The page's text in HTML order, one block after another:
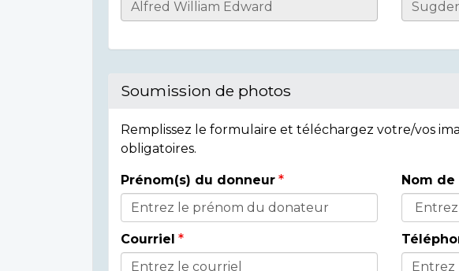
Casualty
Soumission de photos
Remplissez le formulaire et téléchargez votre/vos
obligatoires.
Donor
Details
Prénom(s) du donneur Nom
Courriel